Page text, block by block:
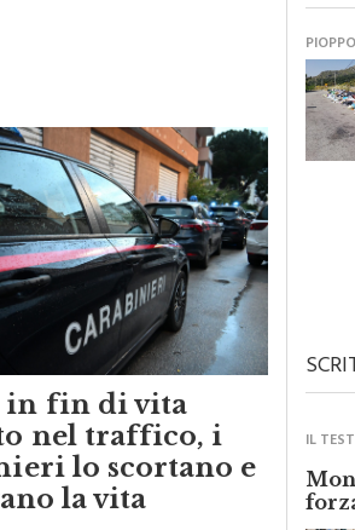
in fin di vita
nel traffico, i
lo scortano e
la vita
PIOPPO